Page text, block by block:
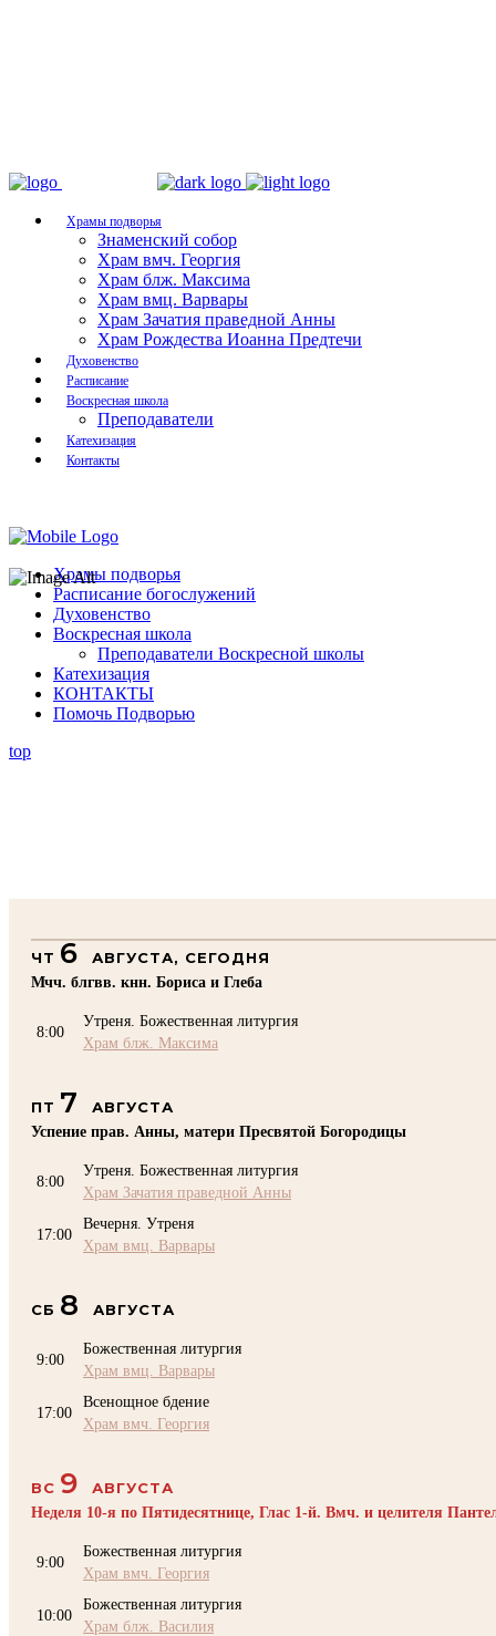
Храмы подворья
Знаменский собор
Храм вмч. Георгия
Храм блж. Максима
Храм вмц. Варвары
Храм Зачатия праведной Анны
Храм Рождества Иоанна Предтечи
Духовенство
Расписание
Воскресная школа
Преподаватели
Катехизация
Контакты
Храмы подворья
Расписание богослужений
Духовенство
Воскресная школа
Преподаватели Воскресной школы
Катехизация
КОНТАКТЫ
Помочь Подворью
top
ЧТ 6
АВГУСТА, СЕГОДНЯ
Мчч. блгвв. кнн. Бориса и Глеба
8:00
Утреня. Божественная литургия
Храм блж. Максима
ПТ 7
АВГУСТА
Успение прав. Анны, матери Пресвятой Богородицы
8:00
Утреня. Божественная литургия
Храм Зачатия праведной Анны
17:00
Вечерня. Утреня
Храм вмц. Варвары
СБ 8 АВГУСТА
9:00
Божественная литургия
Храм вмц. Варвары
17:00
Всенощное бдение
Храм вмч. Георгия
ВС 9
АВГУСТА
Неделя 10-я по Пятидесятнице, Глас 1-й. Вмч. и целителя
9:00
Божественная литургия
Храм вмч. Георгия
10:00
Божественная литургия
Храм блж. Василия